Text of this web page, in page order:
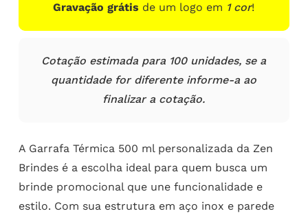
Gravação grátis de um logo em 1 cor!
Cotação estimada para 100 unidades, se a
quantidade for diferente informe-a ao
finalizar a cotação.
A Garrafa Térmica 500 ml personalizada da Zen
Brindes é a escolha ideal para quem busca um
brinde promocional que une funcionalidade e
estilo. Com sua estrutura em aço inox e parede